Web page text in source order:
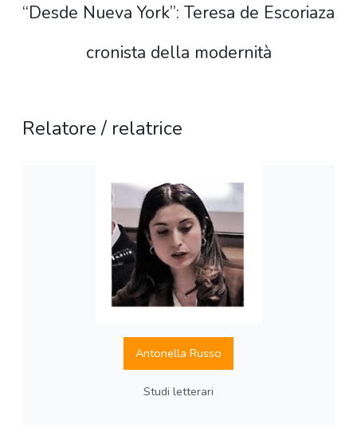
“Desde Nueva York”: Teresa de Escoriaza
cronista della modernità
Relatore / relatrice
Antonella Russo
Studi letterari